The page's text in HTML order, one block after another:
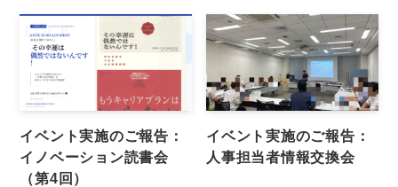
イベント実施のご報告：
イノベーション読書会
（第4回）
イベント実施のご報告：
人事担当者情報交換会